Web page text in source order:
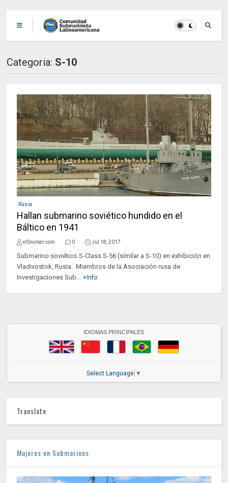
Categoria: S-10
.Rusia
Hallan submarino soviético hundido en el
Báltico en 1941
elSnorkel.com 0 Jul 18, 2017
Submarino soviético S-Class S-56 (similar a S-10) en exhibición en
Vladivostok, Rusia. Miembros de la Asociación rusa de
Investigaciones Sub... +Info
IDIOMAS PRINCIPALES
Select Language ▼
Translate
Mujeres en Submarinos